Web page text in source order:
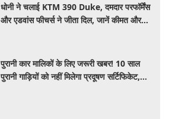
धोनी ने चलाई KTM 390 Duke, दमदार परफॉर्मेंस
और एडवांस फीचर्स ने जीता दिल, जानें कीमत और
पुरानी कार मालिकों के लिए जरूरी खबर! 10 साल
पुरानी गाड़ियों को नहीं मिलेगा प्रदूषण सर्टिफिकेट,